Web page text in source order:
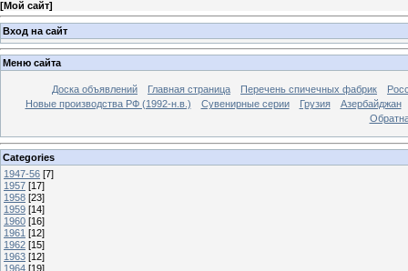
[Мой сайт]
Вход на сайт
Меню сайта
Доска объявлений Главная страница Перечень спичечных фабрик
Новые производства РФ (1992-н.в.)
Сувенирные серии Грузия
Азербайджан
Categories
1947-56 [7]
1957 [17]
1958 [23]
1959 [14]
1960 [16]
1961 [12]
1962 [15]
1963 [12]
1964 [19]